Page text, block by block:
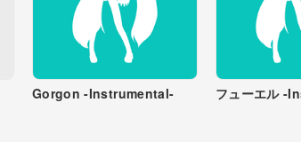
Gorgon -Instrumental- フューエル -